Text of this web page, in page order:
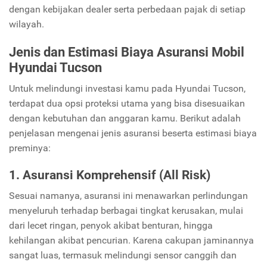
dengan kebijakan dealer serta perbedaan pajak di setiap
wilayah.
Jenis dan Estimasi Biaya Asuransi Mobil
Hyundai Tucson
Untuk melindungi investasi kamu pada Hyundai Tucson,
terdapat dua opsi proteksi utama yang bisa disesuaikan
dengan kebutuhan dan anggaran kamu. Berikut adalah
penjelasan mengenai jenis asuransi beserta estimasi biaya
preminya:
1. Asuransi Komprehensif (All Risk)
Sesuai namanya, asuransi ini menawarkan perlindungan
menyeluruh terhadap berbagai tingkat kerusakan, mulai
dari lecet ringan, penyok akibat benturan, hingga
kehilangan akibat pencurian. Karena cakupan jaminannya
sangat luas, termasuk melindungi sensor canggih dan